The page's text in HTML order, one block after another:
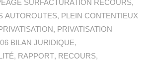
SURFACTURATION RECOURS,
AUTOROUTES, PLEIN CONTENTIEUX
, PRIVATISATION
BILAN JURIDIQUE,
, RAPPORT, RECOURS,